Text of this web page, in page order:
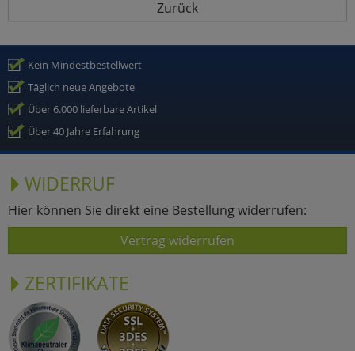
Zurück
Kein Mindestbestellwert
Täglich neue Angebote
Über 6.000 lieferbare Artikel
Über 40 Jahre Erfahrung
WIDERRUF
Hier können Sie direkt eine Bestellung widerrufen:
Vertrag widerrufen
ZERTIFIKATE